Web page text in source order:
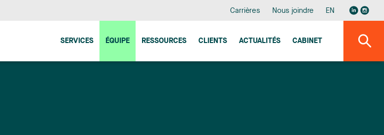
Carrières Nous joindre EN
SERVICES ÉQUIPE RESSOURCES CLIENTS ACTUALITÉS CABINET